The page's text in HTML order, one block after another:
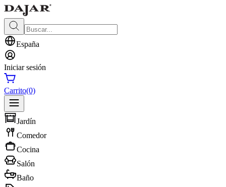
España
Iniciar sesión
Carrito(0)
Jardín
Comedor
Cocina
Salón
Baño